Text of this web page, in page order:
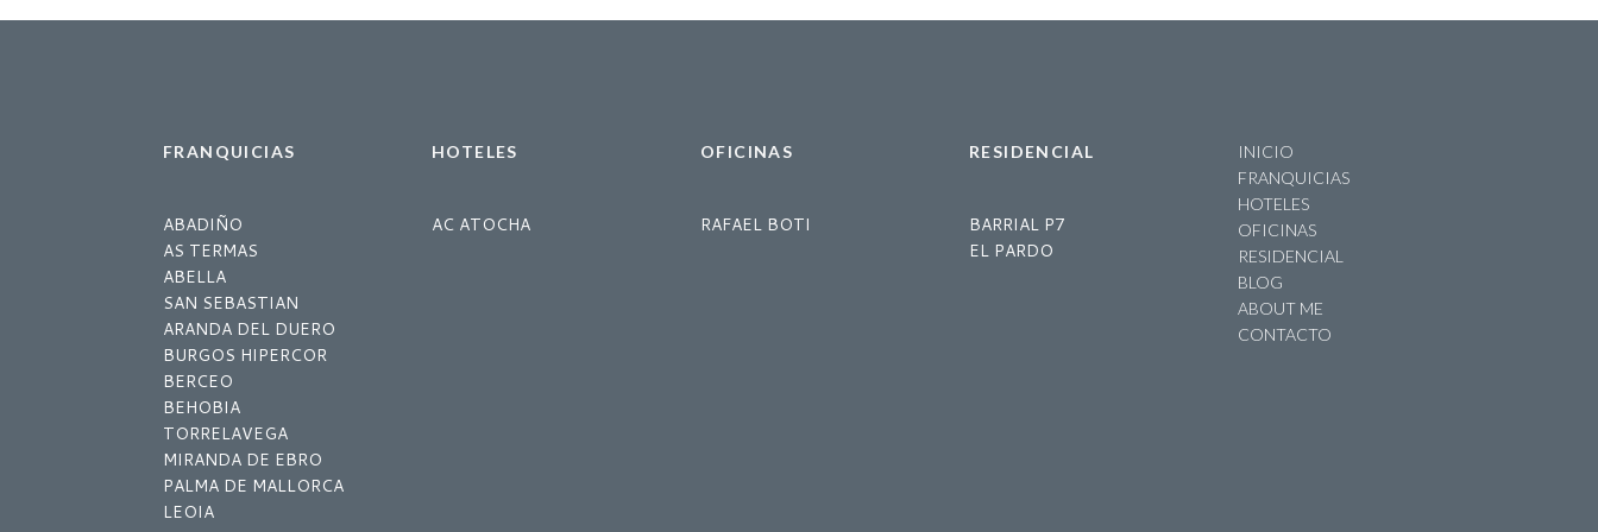
FRANQUICIAS
ABADIÑO
AS TERMAS
ABELLA
SAN SEBASTIAN
ARANDA DEL DUERO
BURGOS HIPERCOR
BERCEO
BEHOBIA
TORRELAVEGA
MIRANDA DE EBRO
PALMA DE MALLORCA
LEOIA
HOTELES
AC ATOCHA
OFICINAS
RAFAEL BOTI
RESIDENCIAL
BARRIAL P7
EL PARDO
INICIO
FRANQUICIAS
HOTELES
OFICINAS
RESIDENCIAL
BLOG
ABOUT ME
CONTACTO